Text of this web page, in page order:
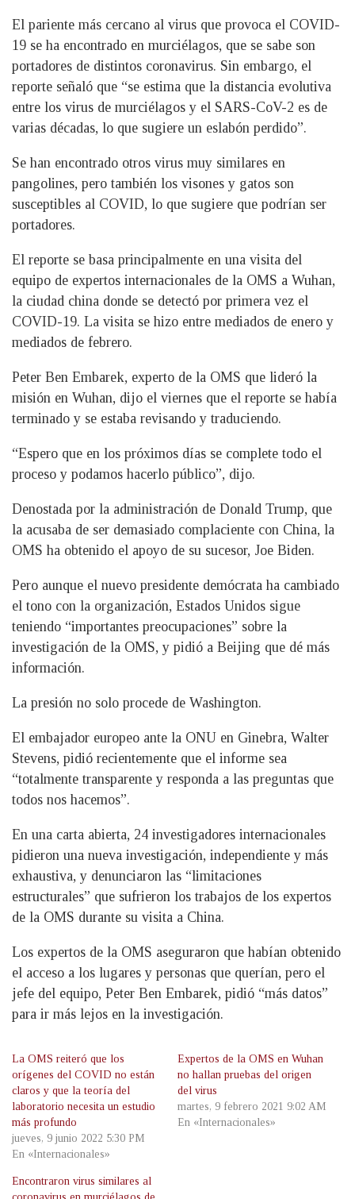
El pariente más cercano al virus que provoca el COVID-
19 se ha encontrado en murciélagos, que se sabe son
portadores de distintos coronavirus. Sin embargo, el
reporte señaló que “se estima que la distancia evolutiva
entre los virus de murciélagos y el SARS-CoV-2 es de
varias décadas, lo que sugiere un eslabón perdido”.
Se han encontrado otros virus muy similares en
pangolines, pero también los visones y gatos son
susceptibles al COVID, lo que sugiere que podrían ser
portadores.
El reporte se basa principalmente en una visita del
equipo de expertos internacionales de la OMS a Wuhan,
la ciudad china donde se detectó por primera vez el
COVID-19. La visita se hizo entre mediados de enero y
mediados de febrero.
Peter Ben Embarek, experto de la OMS que lideró la
misión en Wuhan, dijo el viernes que el reporte se había
terminado y se estaba revisando y traduciendo.
“Espero que en los próximos días se complete todo el
proceso y podamos hacerlo público”, dijo.
Denostada por la administración de Donald Trump, que
la acusaba de ser demasiado complaciente con China, la
OMS ha obtenido el apoyo de su sucesor, Joe Biden.
Pero aunque el nuevo presidente demócrata ha cambiado
el tono con la organización, Estados Unidos sigue
teniendo “importantes preocupaciones” sobre la
investigación de la OMS, y pidió a Beijing que dé más
información.
La presión no solo procede de Washington.
El embajador europeo ante la ONU en Ginebra, Walter
Stevens, pidió recientemente que el informe sea
“totalmente transparente y responda a las preguntas que
todos nos hacemos”.
En una carta abierta, 24 investigadores internacionales
pidieron una nueva investigación, independiente y más
exhaustiva, y denunciaron las “limitaciones
estructurales” que sufrieron los trabajos de los expertos
de la OMS durante su visita a China.
Los expertos de la OMS aseguraron que habían obtenido
el acceso a los lugares y personas que querían, pero el
jefe del equipo, Peter Ben Embarek, pidió “más datos”
para ir más lejos en la investigación.
La OMS reiteró que los
orígenes del COVID no están
claros y que la teoría del
laboratorio necesita un estudio
más profundo
jueves, 9 junio 2022 5:30 PM
En «Internacionales»
Expertos de la OMS en Wuhan
no hallan pruebas del origen
del virus
martes, 9 febrero 2021 9:02 AM
En «Internacionales»
Encontraron virus similares al